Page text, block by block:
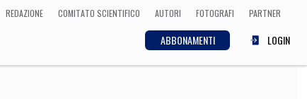
REDAZIONE COMITATO SCIENTIFICO AUTORI FOTOGRAFI PARTNER
ABBONAMENTI LOGIN